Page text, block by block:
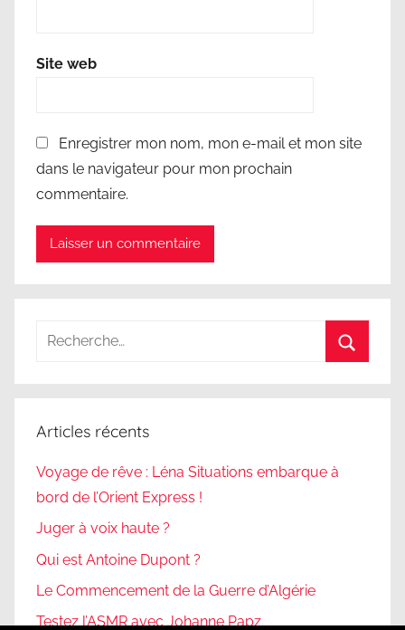
Site web
Enregistrer mon nom, mon e-mail et mon site
dans le navigateur pour mon prochain
commentaire.
Recherche
Articles récents
Voyage de rêve : Léna Situations embarque à
bord de l’Orient Express !
Juger à voix haute ?
Qui est Antoine Dupont ?
Le Commencement de la Guerre d’Algérie
Testez l’ASMR avec Johanne Papz